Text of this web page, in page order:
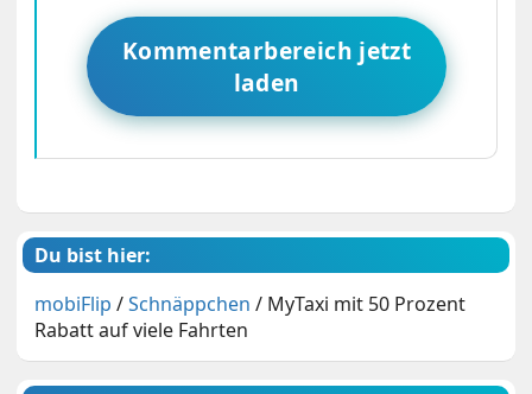
Kommentarbereich jetzt
laden
Du bist hier:
mobiFlip /Schnäppchen / MyTaxi mit 50 Prozent
Rabatt auf viele Fahrten